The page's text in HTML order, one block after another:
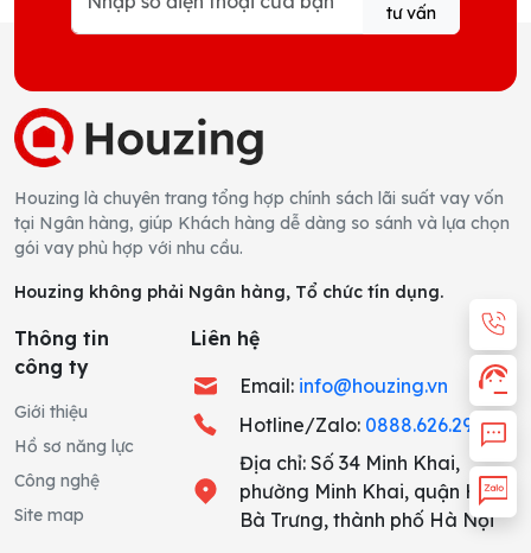
tư vấn
Houzing là chuyên trang tổng hợp chính sách lãi suất vay vốn
tại Ngân hàng, giúp Khách hàng dễ dàng so sánh và lựa chọn
gói vay phù hợp với nhu cầu.
Houzing không phải Ngân hàng, Tổ chức tín dụng.
Thông tin
công ty
Giới thiệu
Hồ sơ năng lực
Công nghệ
Site map
Liên hệ
Email: info@houzing.vn
Hotline/Zalo: 0888.626.291
Địa chỉ: Số 34 Minh Khai,
phường Minh Khai, quận Hai
Bà Trưng, thành phố Hà Nội